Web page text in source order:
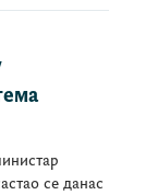
се данас